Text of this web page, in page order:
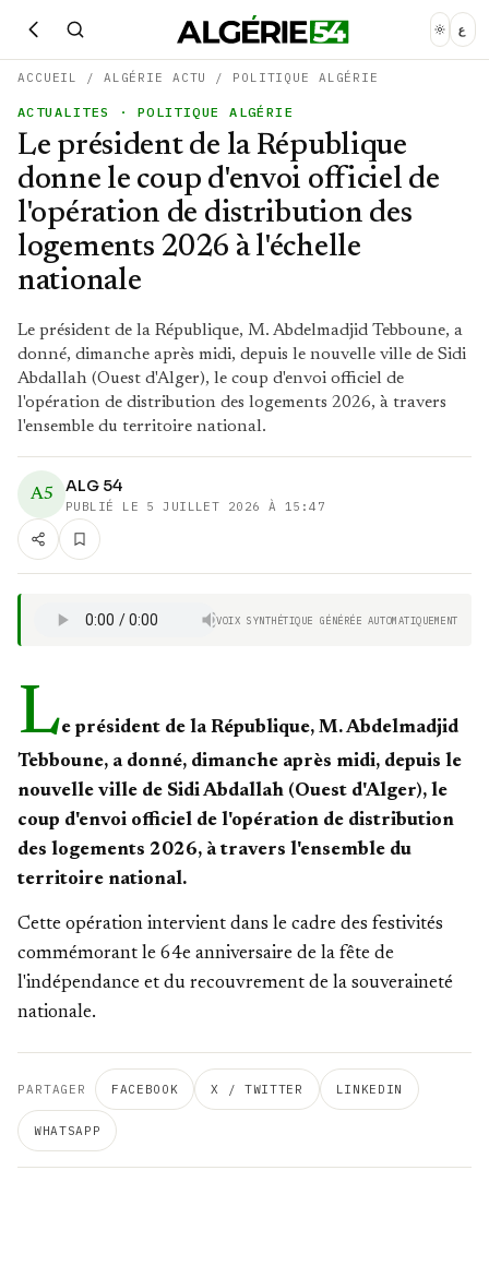
ع
ACCUEIL / ALGÉRIE ACTU / POLITIQUE ALGÉRIE
ACTUALITES · POLITIQUE ALGÉRIE
Le président de la République
donne le coup d'envoi officiel de
l'opération de distribution des
logements 2026 à l'échelle
nationale
Le président de la République, M. Abdelmadjid Tebboune, a
donné, dimanche après midi, depuis le nouvelle ville de Sidi
Abdallah (Ouest d'Alger), le coup d'envoi officiel de
l'opération de distribution des logements 2026, à travers
l'ensemble du territoire national.
A5 ALG 54
PUBLIÉ LE 5 JUILLET 2026 À 15:47
VOIX SYNTHÉTIQUE GÉNÉRÉE AUTOMATIQUEMENT
Le président de la République, M. Abdelmadjid
Tebboune, a donné, dimanche après midi, depuis le
nouvelle ville de Sidi Abdallah (Ouest d'Alger), le
coup d'envoi officiel de l'opération de distribution
des logements 2026, à travers l'ensemble du
territoire national.
Cette opération intervient dans le cadre des festivités
commémorant le 64e anniversaire de la fête de
l'indépendance et du recouvrement de la souveraineté
nationale.
PARTAGER FACEBOOK X / TWITTER LINKEDIN
WHATSAPP